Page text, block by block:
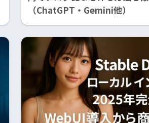
（ChatGPT・Gemini他）